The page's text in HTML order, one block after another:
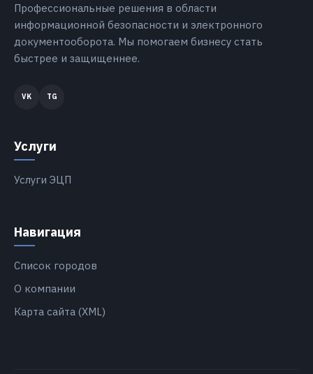
Профессиональные решения в области
информационной безопасности и электронного
документооборота. Мы помогаем бизнесу стать
быстрее и защищеннее.
Услуги
Услуги ЭЦП
Навигация
Список городов
О компании
Карта сайта (XML)